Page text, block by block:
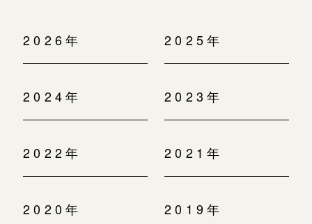
2026年 2025年
2024年 2023年
2022年 2021年
2020年 2019年